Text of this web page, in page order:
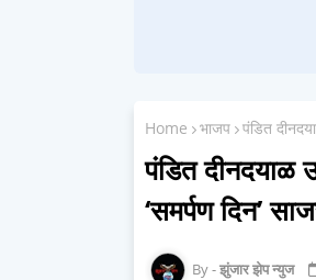
Home भाजप पंडित
पंडित दीनदयाळ
‘समर्पण दिन’
झुंजार झेप न्युज